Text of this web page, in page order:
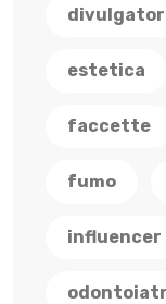
estetica
faccette
fumo
influencer